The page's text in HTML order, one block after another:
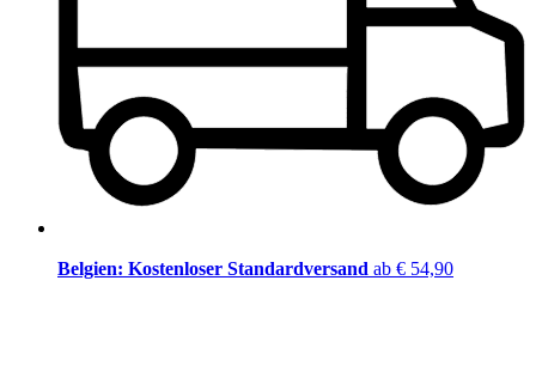
Belgien: Kostenloser Standardversand ab € 54,90